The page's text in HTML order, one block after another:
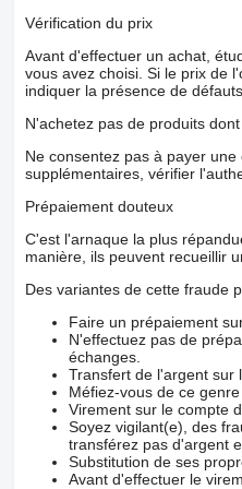
Vérification du prix
Avant d'effectuer un achat,
vous avez choisi. Si le prix de
indiquer la présence de
N'achetez pas de produits
Ne consentez pas à payer
supplémentaires, vérifier
Prépaiement douteux
C'est l'arnaque la plus
manière, ils peuvent recueillir
Des variantes de cette fraude
Faire un prépaiement
N'effectuez pas de
échanges.
Transfert de l'argent sur
Méfiez-vous de ce
Virement sur le compte
Soyez vigilant(e), des
transférez pas d'argent
Substitution de ses
Avant d'effectuer le